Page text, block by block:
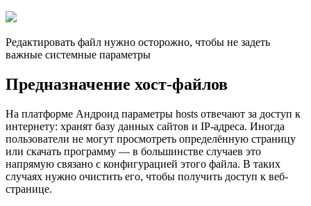
Редактировать файл нужно осторожно, чтобы не задеть
важные системные параметры
Предназначение хост-файлов
На платформе Андроид параметры hosts отвечают за доступ к
интернету: хранят базу данных сайтов и IP-адреса. Иногда
пользователи не могут просмотреть определённую страницу
или скачать программу — в большинстве случаев это
напрямую связано с конфигурацией этого файла. В таких
случаях нужно очистить его, чтобы получить доступ к веб-
странице.